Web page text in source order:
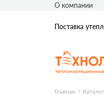
Поставка
О компании
Главная